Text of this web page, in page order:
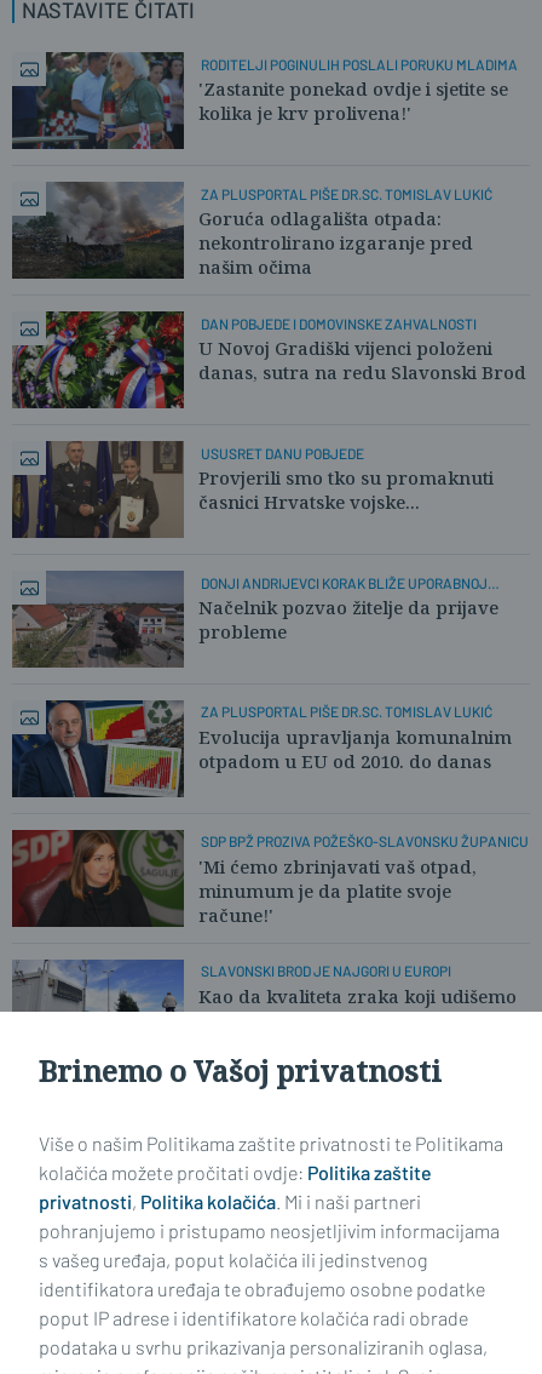
NASTAVITE ČITATI
RODITELJI POGINULIH POSLALI PORUKU MLADIMA
'Zastanite ponekad ovdje i sjetite se
kolika je krv prolivena!'
ZA PLUSPORTAL PIŠE DR.SC. TOMISLAV LUKIĆ
Goruća odlagališta otpada:
nekontrolirano izgaranje pred
našim očima
DAN POBJEDE I DOMOVINSKE ZAHVALNOSTI
U Novoj Gradiški vijenci položeni
danas, sutra na redu Slavonski Brod
USUSRET DANU POBJEDE
Provjerili smo tko su promaknuti
časnici Hrvatske vojske...
DONJI ANDRIJEVCI KORAK BLIŽE UPORABNOJ
DOZVOLI
Načelnik pozvao žitelje da prijave
probleme
ZA PLUSPORTAL PIŠE DR.SC. TOMISLAV LUKIĆ
Evolucija upravljanja komunalnim
otpadom u EU od 2010. do danas
SDP BPŽ PROZIVA POŽEŠKO-SLAVONSKU ŽUPANICU
'Mi ćemo zbrinjavati vaš otpad,
minumum je da platite svoje
račune!'
SLAVONSKI BROD JE NAJGORI U EUROPI
Kao da kvaliteta zraka koji udišemo
više nikoga ne zanima
Brinemo o Vašoj privatnosti
Više o našim Politikama zaštite privatnosti te Politikama
kolačića možete pročitati ovdje: Politika zaštite
privatnosti, Politika kolačića. Mi i naši partneri
pohranjujemo i pristupamo neosjetljivim informacijama
s vašeg uređaja, poput kolačića ili jedinstvenog
identifikatora uređaja te obrađujemo osobne podatke
poput IP adrese i identifikatore kolačića radi obrade
podataka u svrhu prikazivanja personaliziranih oglasa,